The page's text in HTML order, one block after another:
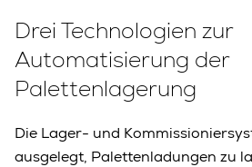
Drei Technologien zur
Automatisierung der
Palettenlagerung
Die Lager- und
ausgelegt, Palettenladungen zu